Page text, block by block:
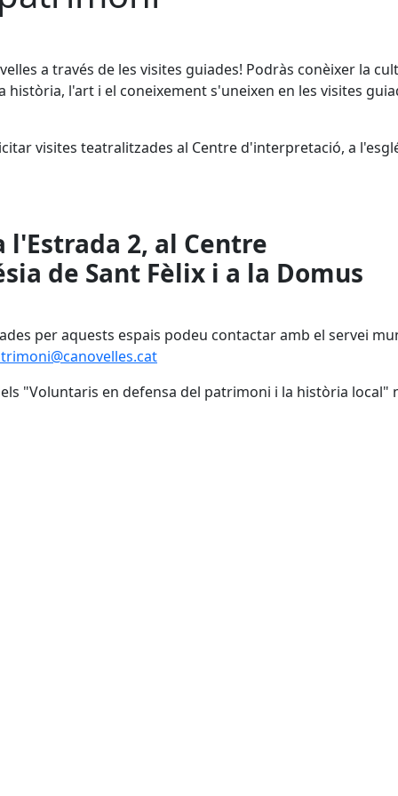
a través de les visites guiades! Podràs conèixer la
l'art i el coneixement s'uneixen en les visites
visites teatralitzades al Centre d'interpretació, a
l'Estrada 2, al Centre
de Sant Fèlix i a la Domus
per aquests espais podeu contactar amb el servei
"Voluntaris en defensa del patrimoni i la història local"